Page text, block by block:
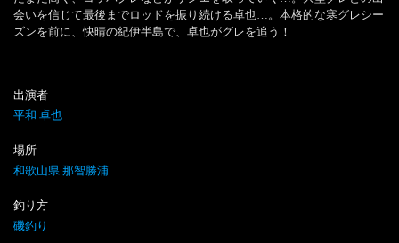
会いを信じて最後までロッドを振り続ける卓也…。本格的な寒グレシー
ズンを前に、快晴の紀伊半島で、卓也がグレを追う！
出演者
平和 卓也
場所
和歌山県 那智勝浦
釣り方
磯釣り